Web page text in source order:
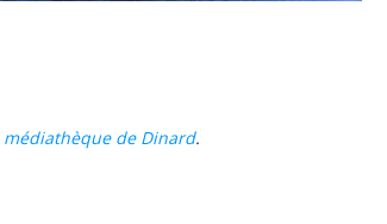
médiathèque de Dinard.